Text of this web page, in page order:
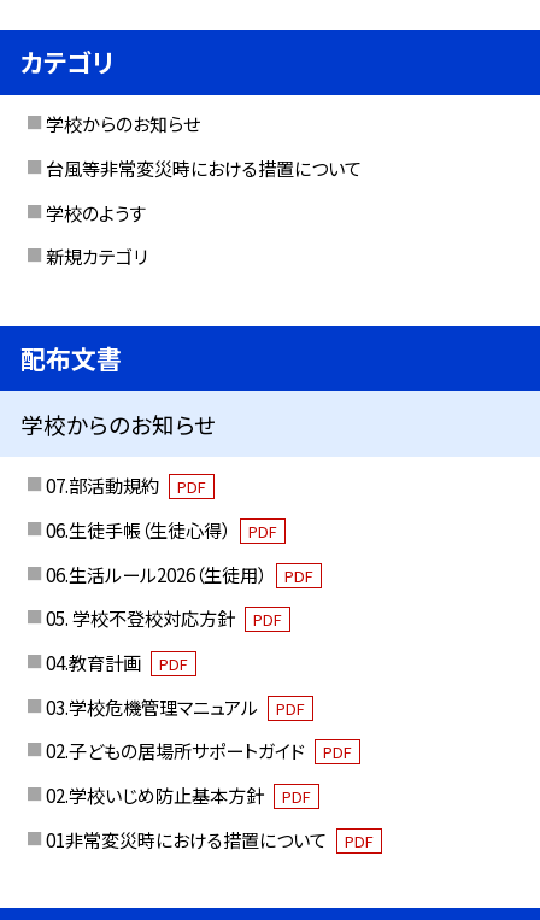
カテゴリ
学校からのお知らせ
台風等非常変災時における措置について
学校のようす
新規カテゴリ
配布文書
学校からのお知らせ
07.部活動規約 PDF
06.生徒手帳（生徒心得） PDF
06.生活ルール2026（生徒用） PDF
05. 学校不登校対応方針 PDF
04.教育計画 PDF
03.学校危機管理マニュアル PDF
02.子どもの居場所サポートガイド PDF
02.学校いじめ防止基本方針 PDF
01非常変災時における措置について PDF